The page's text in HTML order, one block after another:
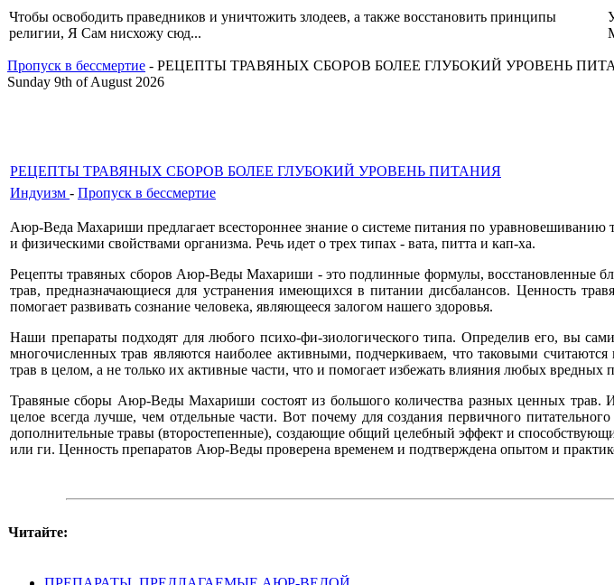
Чтобы освободить праведников и уничтожить злодеев, а также восстановить принципы
религии, Я Сам нисхожу сюд...
Пропуск в бессмертие - РЕЦЕПТЫ ТРАВЯНЫХ СБОРОВ БОЛЕЕ ГЛУБОКИЙ УРОВЕНЬ
Sunday 9th of August 2026
РЕЦЕПТЫ ТРАВЯНЫХ СБОРОВ БОЛЕЕ ГЛУБОКИЙ УРОВЕНЬ ПИТАНИЯ
Индуизм - Пропуск в бессмертие
Аюр-Веда Махариши предлагает всестороннее знание о системе питания по
и физическими свойствами организма. Речь идет о трех типах - вата, питта и кап-ха.
Рецепты травяных сборов Аюр-Веды Махариши - это подлинные формулы, восстановленные
трав, предназначающиеся для устранения имеющихся в питании дисбалансов. Ценность
помогает развивать сознание человека, являющееся залогом нашего здоровья.
Наши препараты подходят для любого психо-фи-зиологического типа. Определив его, вы
многочисленных трав являются наиболее активными, подчеркиваем, что таковыми
трав в целом, а не только их активные части, что и помогает избежать влияния любых
Травяные сборы Аюр-Веды Махариши состоят из большого количества разных ценных трав.
целое всегда лучше, чем отдельные части. Вот почему для создания первичного
дополнительные травы (второстепенные), создающие общий целебный эффект и
или ги. Ценность препаратов Аюр-Веды проверена временем и подтверждена опытом и
Читайте: